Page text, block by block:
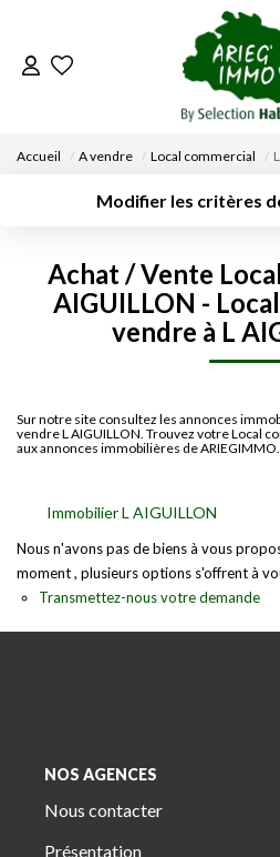
DÉPOSEZ VOTRE
Accueil A vendre Local commercial
Modifier les critères
Sélectionnez...
Type de bien
Surface
Achat / Vente
AIGUILLON -
vendre à L
Sur notre site consultez les annonces
vendre L AIGUILLON. Trouvez votre Local
aux annonces immobilières de ARIEGIMMO.
Immobilier L AIGUILLON
Nous n'avons pas de biens à vous
moment , plusieurs options s'offrent à
Transmettez-nous votre demande
NOS AGENCES
Nous contacter
Présentation